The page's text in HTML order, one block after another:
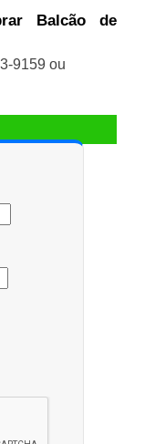
Balcão de
9159 ou